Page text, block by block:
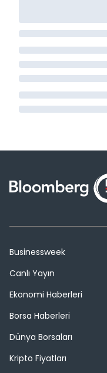
Businessweek
Canlı Yayın
Ekonomi Haberleri
Borsa Haberleri
Dünya Borsaları
Kripto Fiyatları